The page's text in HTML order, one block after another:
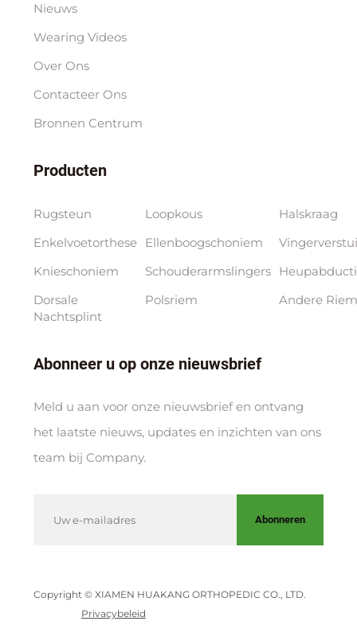
Nieuws
Wearing Videos
Over Ons
Contacteer Ons
Bronnen Centrum
Producten
Rugsteun
Enkelvoetorthese
Knieschoniem
Dorsale
Nachtsplint
Loopkous
Ellenboogschoniem
Schouderarmslingers
Polsriem
Halskraag
Andere
Abonneer u op onze nieuwsbrief
Meld u aan voor onze nieuwsbrief en ontvang
het laatste nieuws, updates en inzichten van ons
team bij Company.
Abonneren
Copyright © XIAMEN HUAKANG ORTHOPEDIC CO., LTD.
Privacybeleid